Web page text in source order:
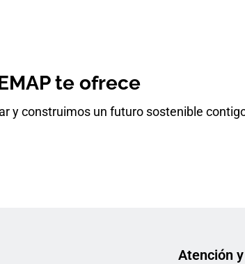
te ofrece
y construimos un futuro sostenible
Atención